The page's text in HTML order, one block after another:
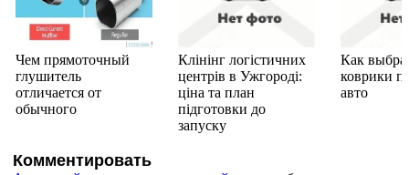
Чем прямоточный
глушитель
отличается от
обычного
Клінінг логістичних
центрів в Ужгороді:
ціна та план
підготовки до
запуску
Как
коврики
авто
Комментировать